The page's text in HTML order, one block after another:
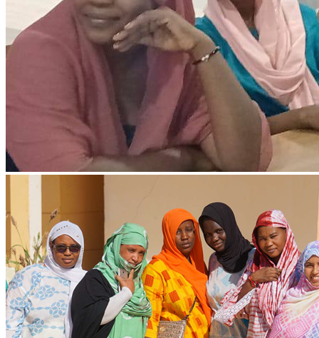
Ressources & Publications
Téléchargez nos dernières